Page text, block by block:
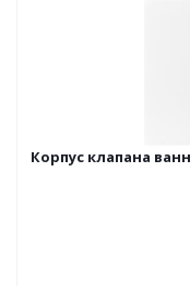
Корпус клапана